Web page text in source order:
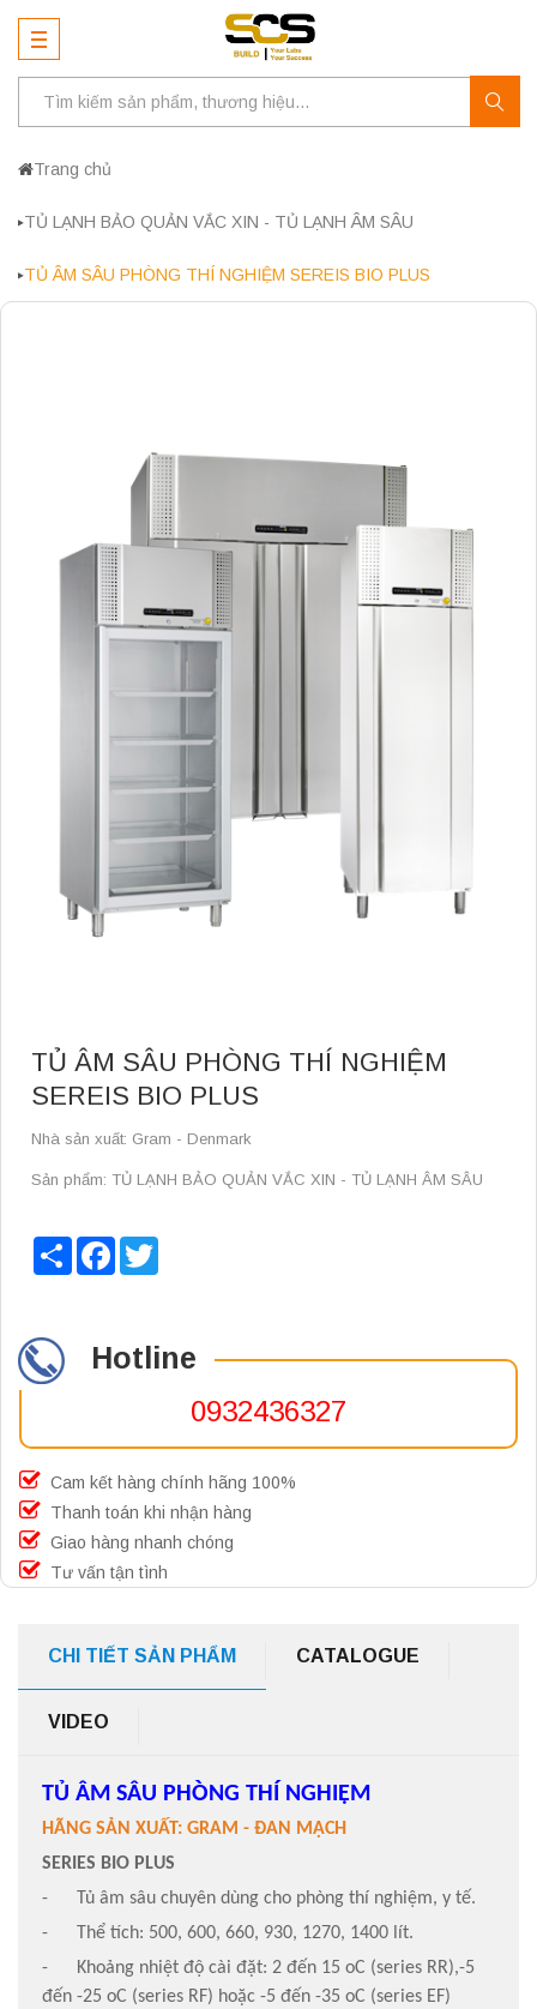
Trang chủ
TỦ LẠNH BẢO QUẢN VẮC XIN - TỦ LẠNH ÂM SÂU
TỦ ÂM SÂU PHÒNG THÍ NGHIỆM SEREIS BIO PLUS
TỦ ÂM SÂU PHÒNG THÍ NGHIỆM
SEREIS BIO PLUS
Nhà sản xuất: Gram - Denmark
Sản phẩm: TỦ LẠNH BẢO QUẢN VẮC XIN - TỦ LẠNH ÂM SÂU
Share Facebook
Hotline
0932436327
Cam kết hàng chính hãng 100%
Thanh toán khi nhận hàng
Giao hàng nhanh chóng
Tư vấn tận tình
CHI TIẾT SẢN PHẨM CATALOGUE
VIDEO
TỦ ÂM SÂU PHÒNG THÍ NGHIỆM
HÃNG SẢN XUẤT: GRAM - ĐAN MẠCH
SERIES BIO PLUS
- Tủ âm sâu chuyên dùng cho phòng thí nghiệm, y tế.
- Thể tích: 500, 600, 660, 930, 1270, 1400 lít.
- Khoảng nhiệt độ cài đặt: 2 đến 15 oC (series RR),-5
đến -25 oC (series RF) hoặc -5 đến -35 oC (series EF)